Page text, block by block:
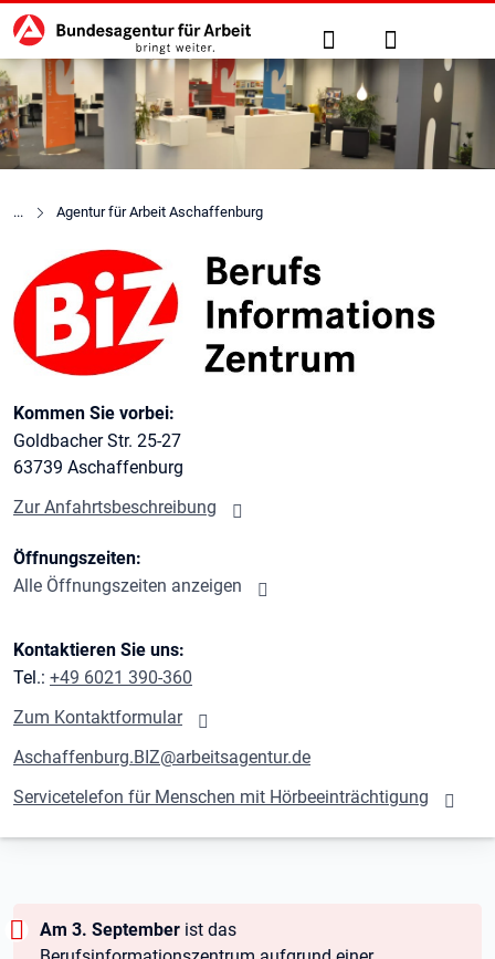
zu den Hauptinhalten springen
Hauptnavigation Suche Anmelden
Agentur für Arbeit Aschaffenburg
Berufsinformationszentrum
Kontaktinformationen
Kommen Sie vorbei:
Goldbacher Str. 25-27
63739 Aschaffenburg
Zur Anfahrtsbeschreibung
Öffnungszeiten:
Alle Öffnungszeiten anzeigen
Kontaktieren Sie uns:
Tel.: +49 6021 390-360
Zum Kontaktformular
Aschaffenburg.BIZ@arbeitsagentur.de
Servicetelefon für Menschen mit Hörbeeinträchtigung
Warnung:
Am 3. September ist das